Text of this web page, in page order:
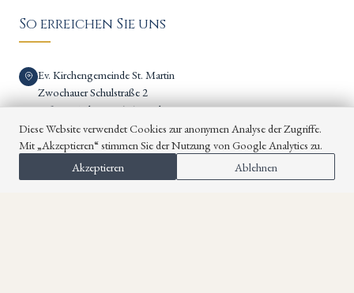
So erreichen Sie uns
Ev. Kirchengemeinde St. Martin
Zwochauer Schulstraße 2
04509 Wiedemar OT Zwochau
Pfarrer Thomas Pfeifer
034243 - 28 000 oder 0163 - 63 70 972
Sprechzeiten im Pfarrbüro: dienstags 13.00 –14.15 Uhr
Diese Website verwendet Cookies zur anonymen Analyse der Zugriffe.
Mit „Akzeptieren“ stimmen Sie der Nutzung von Google Analytics zu.
Akzeptieren
Ablehnen